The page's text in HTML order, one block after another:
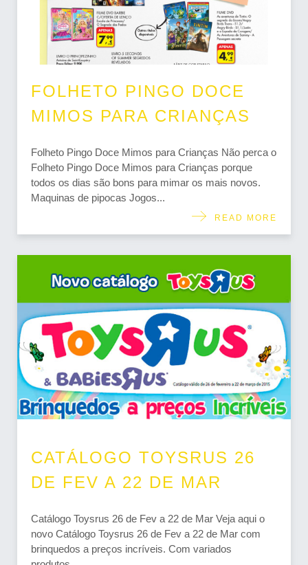
FOLHETO PINGO DOCE
MIMOS PARA CRIANÇAS
Folheto Pingo Doce Mimos para Crianças Não perca o
Folheto Pingo Doce Mimos para Crianças porque
todos os dias são bons para mimar os mais novos.
Maquinas de pipocas Jogos...
READ MORE
CATÁLOGO TOYSRUS 26
DE FEV A 22 DE MAR
Catálogo Toysrus 26 de Fev a 22 de Mar Veja aqui o
novo Catálogo Toysrus 26 de Fev a 22 de Mar com
brinquedos a preços incríveis. Com variados